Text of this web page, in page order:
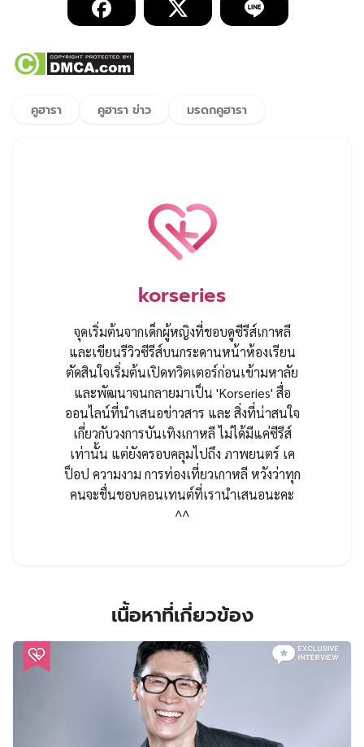
คูฮารา คูฮารา ข่าว มรดกคูฮารา
korseries
จุดเริ่มต้นจากเด็กผู้หญิงที่ชอบดูซีรีส์เกาหลี
และเขียนรีวิวซีรีส์บนกระดานหน้าห้องเรียน
ตัดสินใจเริ่มต้นเปิดทวิตเตอร์ก่อนเข้ามหาลัย
และพัฒนาจนกลายมาเป็น 'Korseries' สื่อ
ออนไลน์ที่นำเสนอข่าวสาร และ สิ่งที่น่าสนใจ
เกี่ยวกับวงการบันเทิงเกาหลี ไม่ได้มีแค่ซีรีส์
เท่านั้น แต่ยังครอบคลุมไปถึง ภาพยนตร์ เค
ป็อป ความงาม การท่องเที่ยวเกาหลี หวังว่าทุก
คนจะชื่นชอบคอนเทนต์ที่เรานำเสนอนะคะ
^^
เนื้อหาที่เกี่ยวข้อง